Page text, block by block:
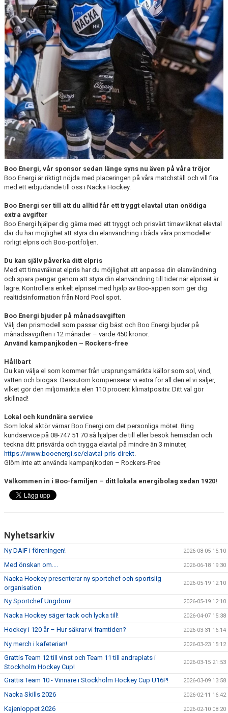
ÖVERGÅNGAR OCH PROVSPEL
FÖRSÄKRING
ISTIDER
NYHETER - ARKIV
SVENSK HOCKEY TV
MEDLEMSHOCKEY
SCHEMA NACKA SKILLS 2026
SCHEMA HOCKEY IQ-CAMP
Boo Energi, vår sponsor sedan länge syns nu även på våra tröjor
Boo Energi är riktigt nöjda med placeringen på våra matchställ och vill fira
med ett erbjudande till oss i Nacka Hockey.
Boo Energi ser till att du alltid får ett tryggt elavtal utan onödiga
extra avgifter
Boo Energi hjälper dig gärna med ett tryggt och prisvärt timavräknat elavtal
där du har möjlighet att styra din elanvändning i båda våra prismodeller
rörligt elpris och Boo-portföljen.
Du kan själv påverka ditt elpris
Med ett timavräknat elpris har du möjlighet att anpassa din elanvändning
och spara pengar genom att styra din elanvändning till tider när elpriset är
lägre. Kontrollera enkelt elpriset med hjälp av Boo-appen som ger dig
realtidsinformation från Nord Pool spot.
Boo Energi bjuder på månadsavgiften
Välj den prismodell som passar dig bäst och Boo Energi bjuder på
månadsavgiften i 12 månader – värde 450 kronor.
Använd kampanjkoden – Rockers-free
Hållbart
Du kan välja el som kommer från ursprungsmärkta källor som sol, vind,
vatten och biogas. Dessutom kompenserar vi extra för all den el vi säljer,
vilket gör den miljömärkta elen 110 procent klimatpositiv. Ditt val gör
skillnad!
Lokal och kundnära service
Som lokal aktör värnar Boo Energi om det personliga mötet. Ring
kundservice på 08-747 51 70 så hjälper de till eller besök hemsidan och
teckna ditt prisvärda och trygga elavtal på mindre än 3 minuter,
https://www.booenergi.se/elavtal-pris-direkt
Glöm inte att använda kampanjkoden – Rockers-Free
Välkommen in i Boo-familjen – ditt lokala energibolag sedan 1920!
Nyhetsarkiv
Ny DAIF i föreningen! 2026-08-05 15:10
Med önskan om.... 2026-06-18 19:30
Nacka Hockey presenterar ny sportchef och sportslig
organisation
2026-05-19 12:10
Ny Sportchef Ungdom! 2026-05-19 12:10
Nacka Hockey säger tack och lycka till! 2026-04-07 15:38
Hockey i 120 år – Hur säkrar vi framtiden? 2026-03-31 16:14
Ny merch i kafeterian! 2026-03-23 15:12
Grattis Team 12 till vinst och Team 11 till andraplats i
Stockholm Hockey Cup!
2026-03-15 21:53
Grattis Team 10 - Vinnare i Stockholm Hockey Cup U16P! 2026-03-09 13:58
Nacka Skills 2026 2026-02-11 16:42
Kajenloppet 2026 2026-02-10 08:20